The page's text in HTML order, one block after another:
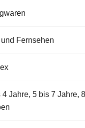
Fernsehen
4 Jahre, 5 bis 7 Jahre,